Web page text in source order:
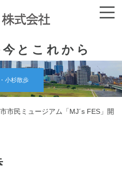
とこれから
小杉散歩
市民ミュージアム「MJ´s FES」開